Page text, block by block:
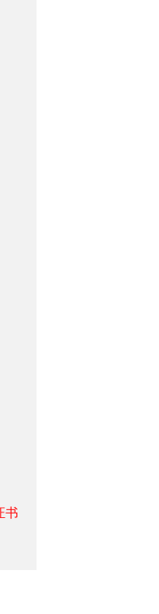
书